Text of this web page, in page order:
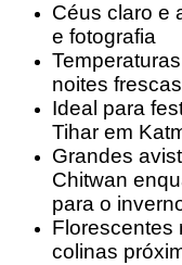
Céus claro e
e fotografia
noites frescas
Ideal para
Tihar em
Grandes
Chitwan
para o
Florescentes
colinas